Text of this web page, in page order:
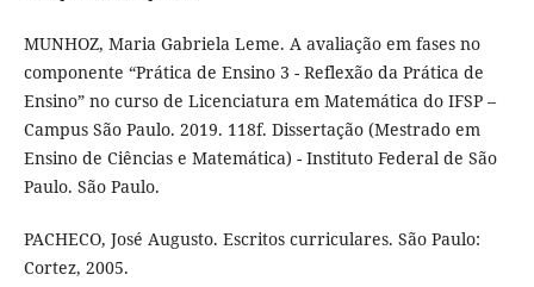
MUNHOZ, Maria Gabriela Leme. A avaliação em fases no
componente “Prática de Ensino 3 - Reflexão da Prática de
Ensino” no curso de Licenciatura em Matemática do IFSP –
Campus São Paulo. 2019. 118f. Dissertação (Mestrado em
Ensino de Ciências e Matemática) - Instituto Federal de São
Paulo. São Paulo.
PACHECO, José Augusto. Escritos curriculares. São Paulo:
Cortez, 2005.